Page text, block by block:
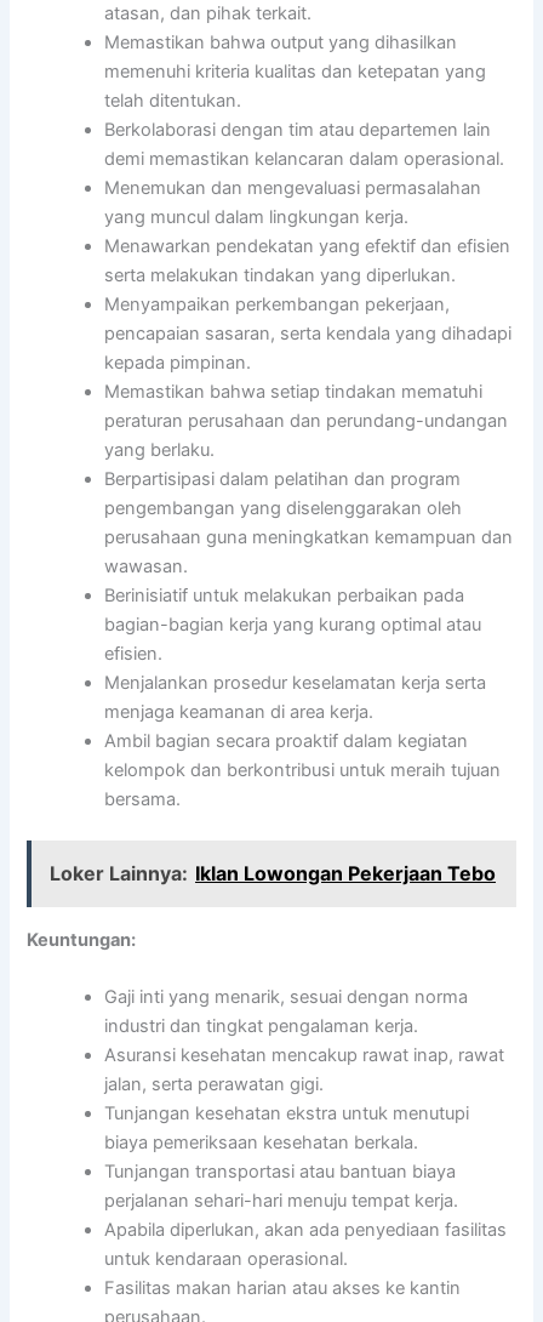
atasan, dan pihak terkait.
Memastikan bahwa output yang dihasilkan
memenuhi kriteria kualitas dan ketepatan yang
telah ditentukan.
Berkolaborasi dengan tim atau departemen lain
demi memastikan kelancaran dalam operasional.
Menemukan dan mengevaluasi permasalahan
yang muncul dalam lingkungan kerja.
Menawarkan pendekatan yang efektif dan efisien
serta melakukan tindakan yang diperlukan.
Menyampaikan perkembangan pekerjaan,
pencapaian sasaran, serta kendala yang dihadapi
kepada pimpinan.
Memastikan bahwa setiap tindakan mematuhi
peraturan perusahaan dan perundang-undangan
yang berlaku.
Berpartisipasi dalam pelatihan dan program
pengembangan yang diselenggarakan oleh
perusahaan guna meningkatkan kemampuan dan
wawasan.
Berinisiatif untuk melakukan perbaikan pada
bagian-bagian kerja yang kurang optimal atau
efisien.
Menjalankan prosedur keselamatan kerja serta
menjaga keamanan di area kerja.
Ambil bagian secara proaktif dalam kegiatan
kelompok dan berkontribusi untuk meraih tujuan
bersama.
Loker Lainnya: Iklan Lowongan Pekerjaan Tebo
Keuntungan:
Gaji inti yang menarik, sesuai dengan norma
industri dan tingkat pengalaman kerja.
Asuransi kesehatan mencakup rawat inap, rawat
jalan, serta perawatan gigi.
Tunjangan kesehatan ekstra untuk menutupi
biaya pemeriksaan kesehatan berkala.
Tunjangan transportasi atau bantuan biaya
perjalanan sehari-hari menuju tempat kerja.
Apabila diperlukan, akan ada penyediaan fasilitas
untuk kendaraan operasional.
Fasilitas makan harian atau akses ke kantin
perusahaan.